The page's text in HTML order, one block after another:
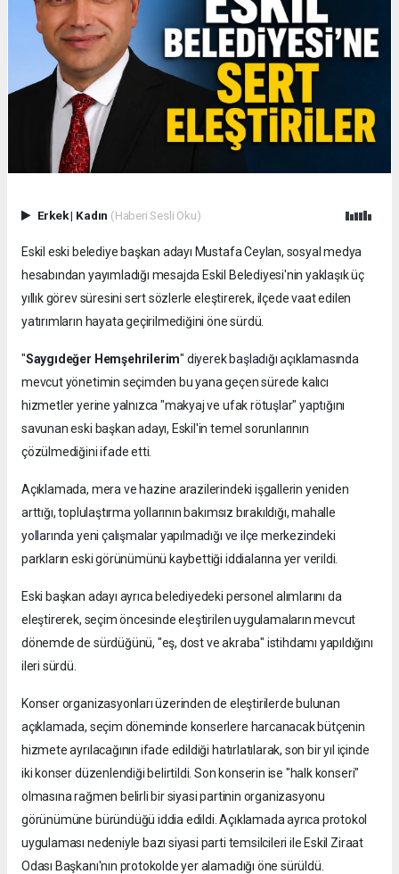
Erkek| Kadın (Haberi Sesli Oku)
Eskil eski belediye başkan adayı Mustafa Ceylan, sosyal medya
hesabından yayımladığı mesajda Eskil Belediyesi'nin yaklaşık üç
yıllık görev süresini sert sözlerle eleştirerek, ilçede vaat edilen
yatırımların hayata geçirilmediğini öne sürdü.
"Saygıdeğer Hemşehrilerim" diyerek başladığı açıklamasında
mevcut yönetimin seçimden bu yana geçen sürede kalıcı
hizmetler yerine yalnızca "makyaj ve ufak rötuşlar" yaptığını
savunan eski başkan adayı, Eskil'in temel sorunlarının
çözülmediğini ifade etti.
Açıklamada, mera ve hazine arazilerindeki işgallerin yeniden
arttığı, toplulaştırma yollarının bakımsız bırakıldığı, mahalle
yollarında yeni çalışmalar yapılmadığı ve ilçe merkezindeki
parkların eski görünümünü kaybettiği iddialarına yer verildi.
Eski başkan adayı ayrıca belediyedeki personel alımlarını da
eleştirerek, seçim öncesinde eleştirilen uygulamaların mevcut
dönemde de sürdüğünü, "eş, dost ve akraba" istihdamı yapıldığını
ileri sürdü.
Konser organizasyonları üzerinden de eleştirilerde bulunan
açıklamada, seçim döneminde konserlere harcanacak bütçenin
hizmete ayrılacağının ifade edildiği hatırlatılarak, son bir yıl içinde
iki konser düzenlendiği belirtildi. Son konserin ise "halk konseri"
olmasına rağmen belirli bir siyasi partinin organizasyonu
görünümüne büründüğü iddia edildi. Açıklamada ayrıca protokol
uygulaması nedeniyle bazı siyasi parti temsilcileri ile Eskil Ziraat
Odası Başkanı'nın protokolde yer alamadığı öne sürüldü.